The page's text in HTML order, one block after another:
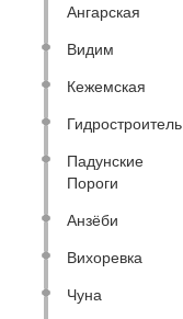
Ангарская
Видим
Кежемская
Гидростроитель
Падунские
Пороги
Анзёби
Вихоревка
Чуна